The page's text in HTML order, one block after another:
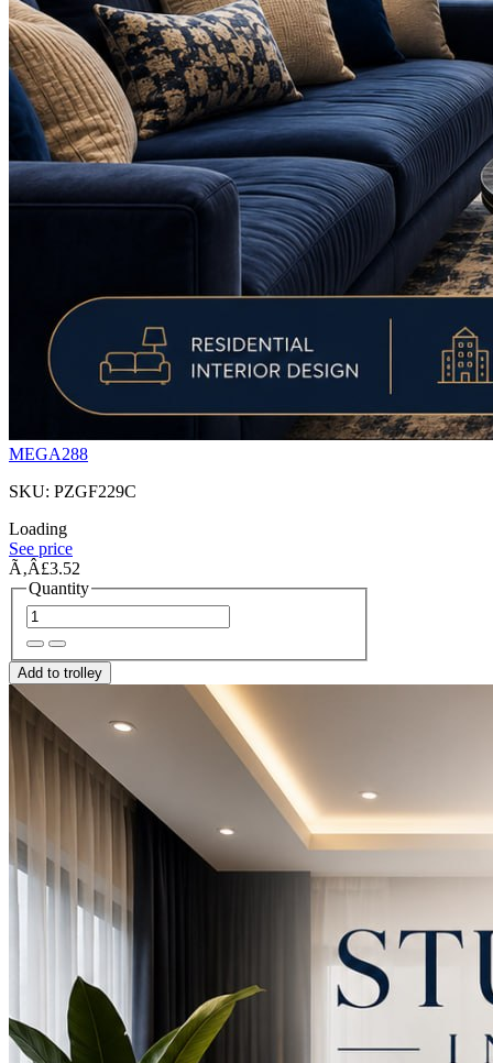
MEGA288
SKU: PZGF229C
Loading
See price
Ã‚Â£3.52
Quantity
Add to trolley